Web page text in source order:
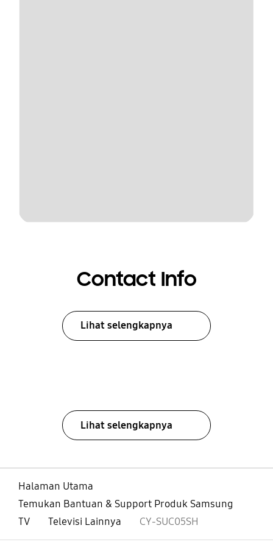
Contact Info
Lihat selengkapnya
Lihat selengkapnya
Halaman Utama
Temukan Bantuan & Support Produk Samsung
TV
Televisi Lainnya CY-SUC05SH